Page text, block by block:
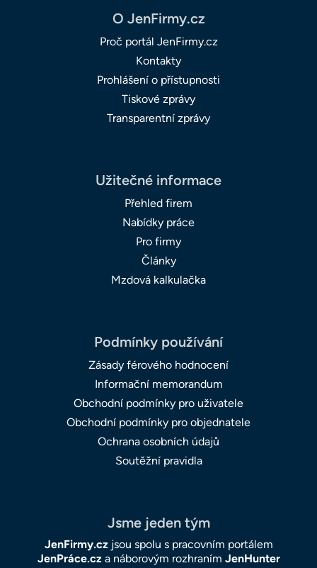
O JenFirmy.cz
Proč portál JenFirmy.cz
Kontakty
Prohlášení o přístupnosti
Tiskové zprávy
Transparentní zprávy
Užitečné informace
Přehled firem
Nabídky práce
Pro firmy
Články
Mzdová kalkulačka
Podmínky používání
Zásady férového hodnocení
Informační memorandum
Obchodní podmínky pro uživatele
Obchodní podmínky pro objednatele
Ochrana osobních údajů
Soutěžní pravidla
Jsme jeden tým
JenFirmy.czjsou spolu s pracovním portálem
JenPráce.cza náborovým rozhraním JenHunter